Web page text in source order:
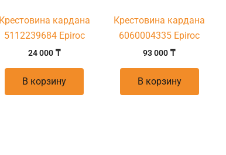
Крестовина кардана
5112239684 Epiroc
24 000 ₸
В корзину
Крестовина кардана
6060004335 Epiroc
93 000 ₸
В корзину